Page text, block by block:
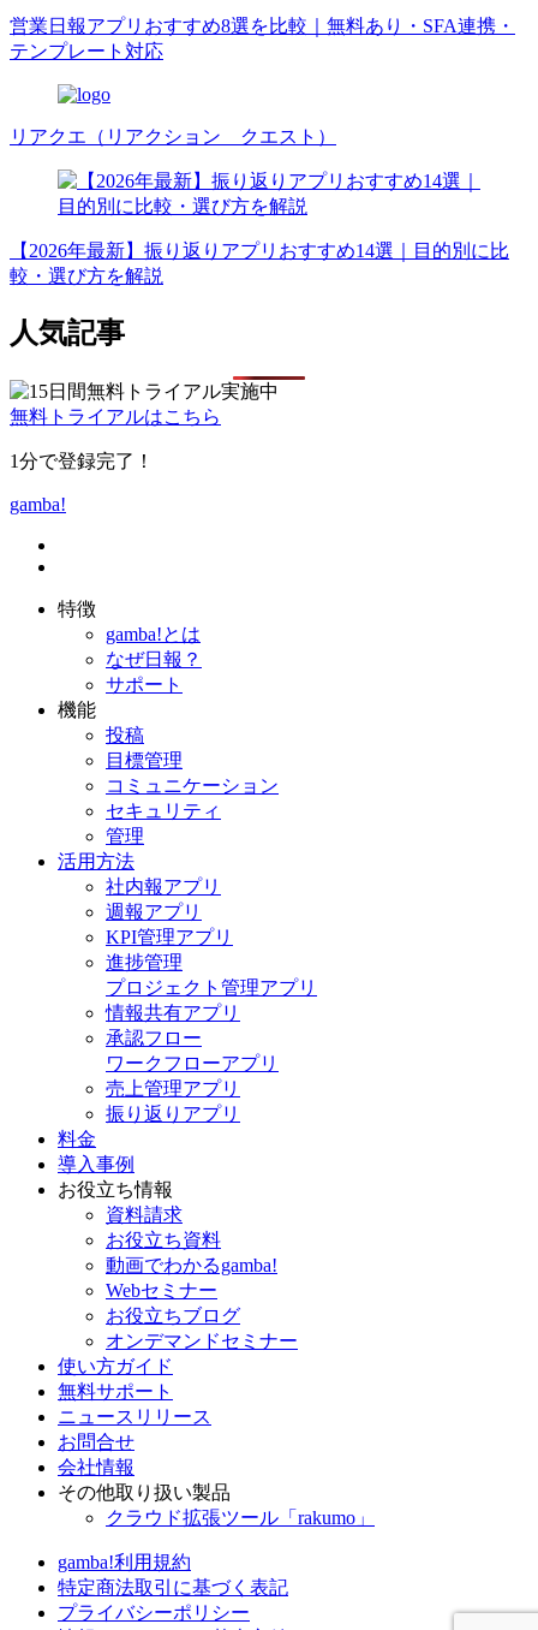
営業日報アプリおすすめ8選を比較｜無料あり・SFA連携・
テンプレート対応
リアクエ（リアクション クエスト）
【2026年最新】振り返りアプリおすすめ14選｜目的別に比
較・選び方を解説
人気記事
無料トライアルはこちら
1分で登録完了！
gamba!
特徴
gamba!とは
なぜ日報？
サポート
機能
投稿
目標管理
コミュニケーション
セキュリティ
管理
活用方法
社内報アプリ
週報アプリ
KPI管理アプリ
進捗管理
プロジェクト管理アプリ
情報共有アプリ
承認フロー
ワークフローアプリ
売上管理アプリ
振り返りアプリ
料金
導入事例
お役立ち情報
資料請求
お役立ち資料
動画でわかるgamba!
Webセミナー
お役立ちブログ
オンデマンドセミナー
使い方ガイド
無料サポート
ニュースリリース
お問合せ
会社情報
その他取り扱い製品
クラウド拡張ツール「rakumo」
gamba!利用規約
特定商法取引に基づく表記
プライバシーポリシー